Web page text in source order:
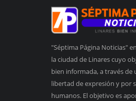
"Séptima Página Noticias"
la ciudad de Linares cuyo
bien informada, a través
libertad de expresión y por
humanos. El objetivo es